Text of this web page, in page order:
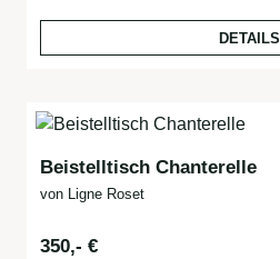
DETAILS
Beistelltisch Chanterelle
von Ligne Roset
Regulärer Preis:
350,- €